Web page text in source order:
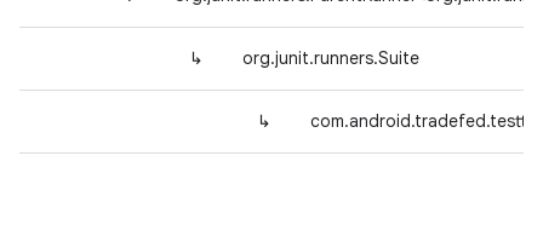
↳ org.junit.runners.Suite
↳